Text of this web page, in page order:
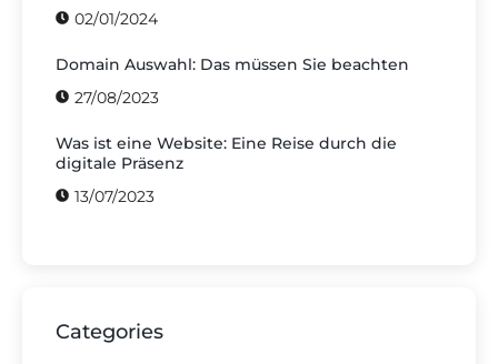
02/01/2024
Domain Auswahl: Das müssen Sie beachten
27/08/2023
Was ist eine Website: Eine Reise durch die
digitale Präsenz
13/07/2023
Categories